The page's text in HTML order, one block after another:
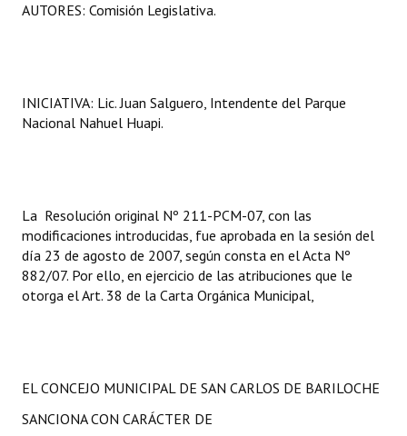
AUTORES: Comisión Legislativa.
INICIATIVA: Lic. Juan Salguero, Intendente del Parque
Nacional Nahuel Huapi.
La Resolución original Nº 211-PCM-07, con las
modificaciones introducidas, fue aprobada en la sesión del
día 23 de agosto de 2007, según consta en el Acta Nº
882/07. Por ello, en ejercicio de las atribuciones que le
otorga el Art. 38 de la Carta Orgánica Municipal,
EL CONCEJO MUNICIPAL DE SAN CARLOS DE BARILOCHE
SANCIONA CON CARÁCTER DE